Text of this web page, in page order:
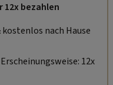
12x bezahlen
nach Hause
12x